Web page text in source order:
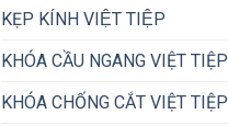
KẸP KÍNH VIỆT TIỆP
KHÓA CẦU NGANG VIỆT TIỆP
KHÓA CHỐNG CẮT VIỆT TIỆP